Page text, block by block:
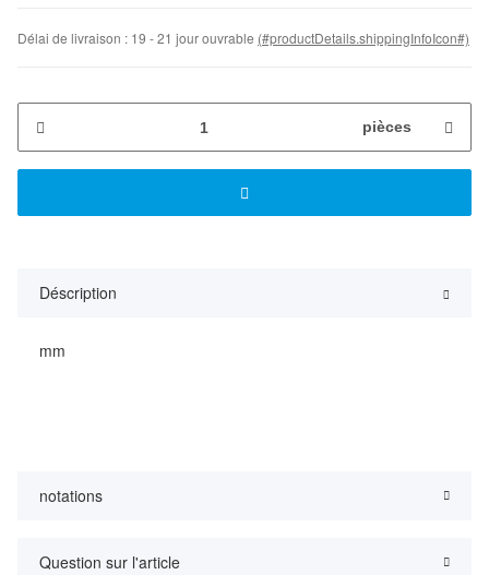
Délai de livraison : 19 - 21 jour ouvrable (#productDetails.shippingInfoIcon#)
pièces
Déscription
mm
notations
Question sur l'article